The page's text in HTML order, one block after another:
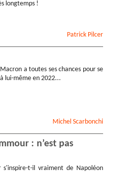
longtemps !
Patrick Pilcer
a toutes ses chances pour se
lui-même en 2022...
Michel Scarbonchi
: n’est pas
s'inspire-t-il vraiment de Napoléon